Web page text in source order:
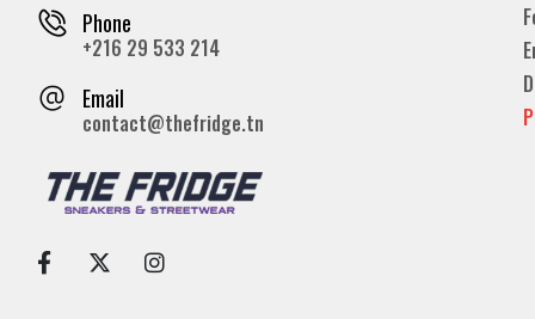
Phone
+216 29 533 214
Email
contact@thefridge.tn